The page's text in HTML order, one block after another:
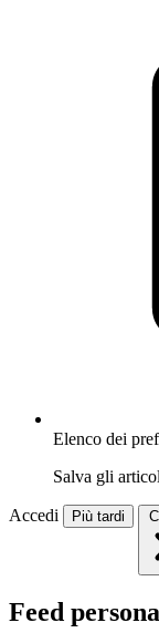
Elenco dei
Salva gli
Accedi Più tardi
Feed